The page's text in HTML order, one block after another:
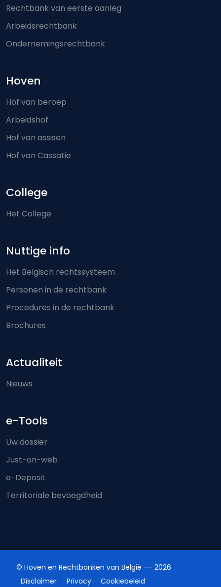
Rechtbank van eerste aanleg
Arbeidsrechtbank
Ondernemingsrechtbank
Hoven
Hof van beroep
Arbeidshof
Hof van assisen
Hof van Cassatie
College
Het College
Nuttige info
Het Belgisch rechtssysteem
Personen in de rechtbank
Procedures in de rechtbank
Brochures
Actualiteit
Nieuws
e-Tools
Uw dossier
Just-on-web
e-Deposit
Territoriale bevoegdheid
© Hoven en Rechtbanken van België
2026
Disclaimer
Privacy Cookiebeleid